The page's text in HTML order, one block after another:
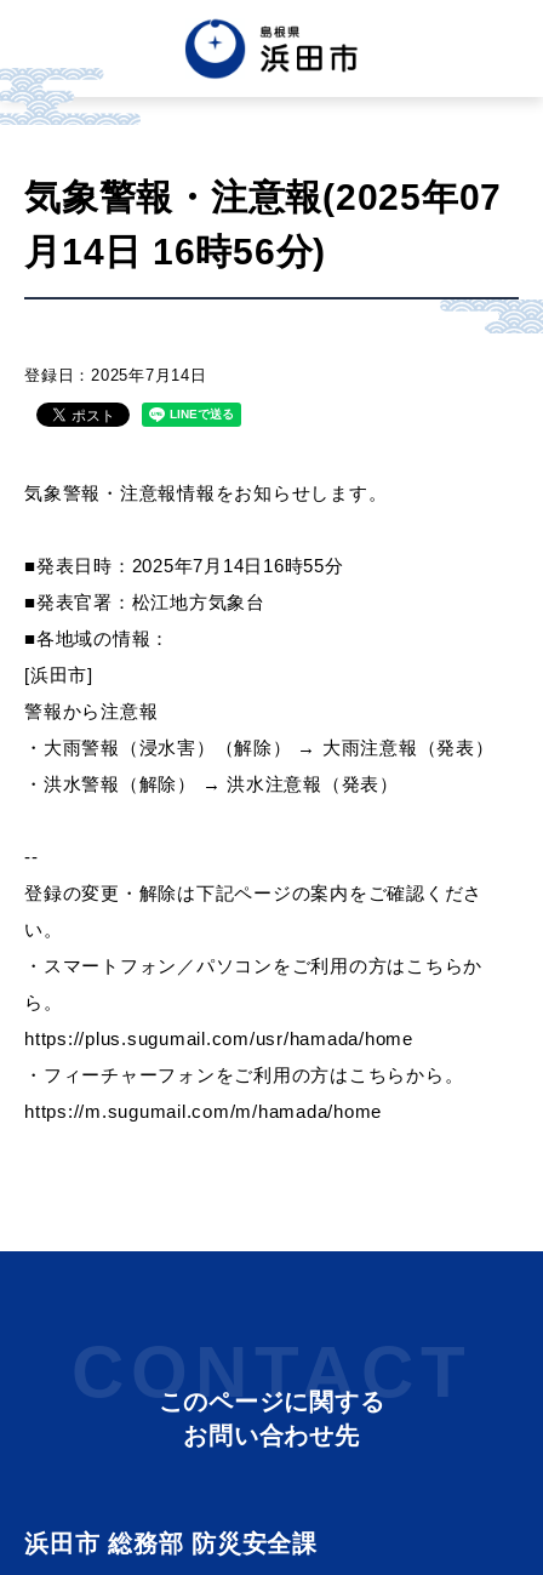
한글 Tiếng việt Tagalog
市政情報
くらし・手続き・
産業・ビジネス
教育・文化・
移住・定住（はまだぐらし）
妊娠・出産 子育て
気象警報・注意報(2025年07
月14日 16時56分)
登録日：2025年7月14日
気象警報・注意報情報をお知らせします。
■発表日時：2025年7月14日16時55分
■発表官署：松江地方気象台
■各地域の情報：
[浜田市]
警報から注意報
・大雨警報（浸水害）（解除） → 大雨注意報（発表）
・洪水警報（解除） → 洪水注意報（発表）
--
登録の変更・解除は下記ページの案内をご確認くださ
い。
・スマートフォン／パソコンをご利用の方はこちらか
ら。
https://plus.sugumail.com/usr/hamada/home
・フィーチャーフォンをご利用の方はこちらから。
https://m.sugumail.com/m/hamada/home
CONTACT
このページに関する
お問い合わせ先
浜田市 総務部 防災安全課